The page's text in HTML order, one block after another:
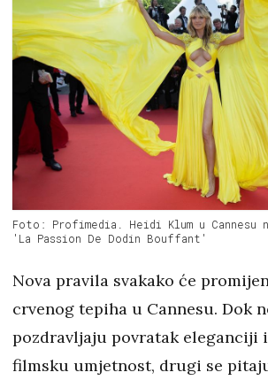
Foto: Profimedia. Heidi Klum u
'La Passion De Dodin Bouffant'
Nova pravila svakako će
crvenog tepiha u Cannesu. Dok
pozdravljaju povratak eleganciji
filmsku umjetnost, drugi se